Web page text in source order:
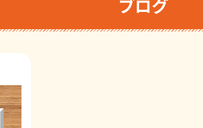
ブログ